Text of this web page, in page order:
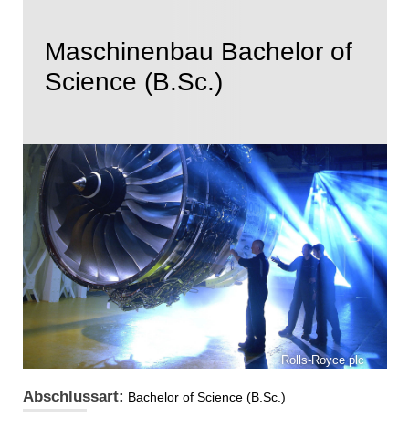
Maschinenbau Bachelor of
Science (B.Sc.)
Rolls-Royce plc
Abschlussart: Bachelor of Science (B.Sc.)